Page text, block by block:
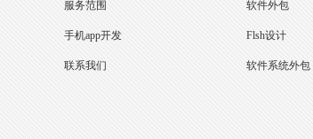
服务范围
手机app开发
联系我们
软件外包
Flsh设计
软件系统外包